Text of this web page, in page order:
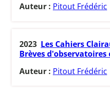
Auteur : Pitout Frédéric
2023 Les Cahiers
Brèves
Auteur : Pitout Frédéric